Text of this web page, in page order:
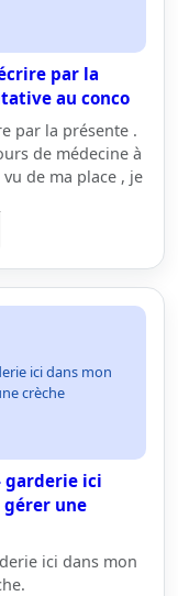
par la
au conco
par la présente .
de médecine à
de ma place , je
ici dans mon
crèche
garderie ici
gérer une
ici dans mon